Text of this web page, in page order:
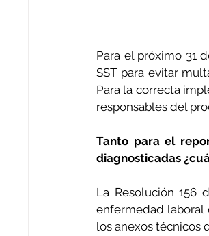
Para el próximo 31
SST para evitar
Para la correcta
responsables del
Tanto para el
diagnosticadas
La Resolución 156
enfermedad laboral
los anexos técnicos